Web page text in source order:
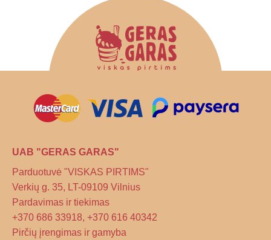
variants.
The
options
the
product
page
UAB "GERAS GARAS"
Parduotuvė "VISKAS PIRTIMS"
Verkių g. 35, LT-09109 Vilnius
Pardavimas ir tiekimas
+370 686 33918, +370 616 40342
Pirčių įrengimas ir gamyba